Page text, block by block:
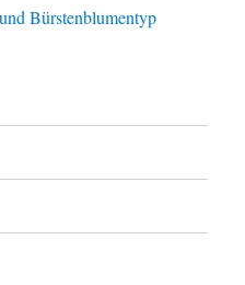
Bürstenblumentyp